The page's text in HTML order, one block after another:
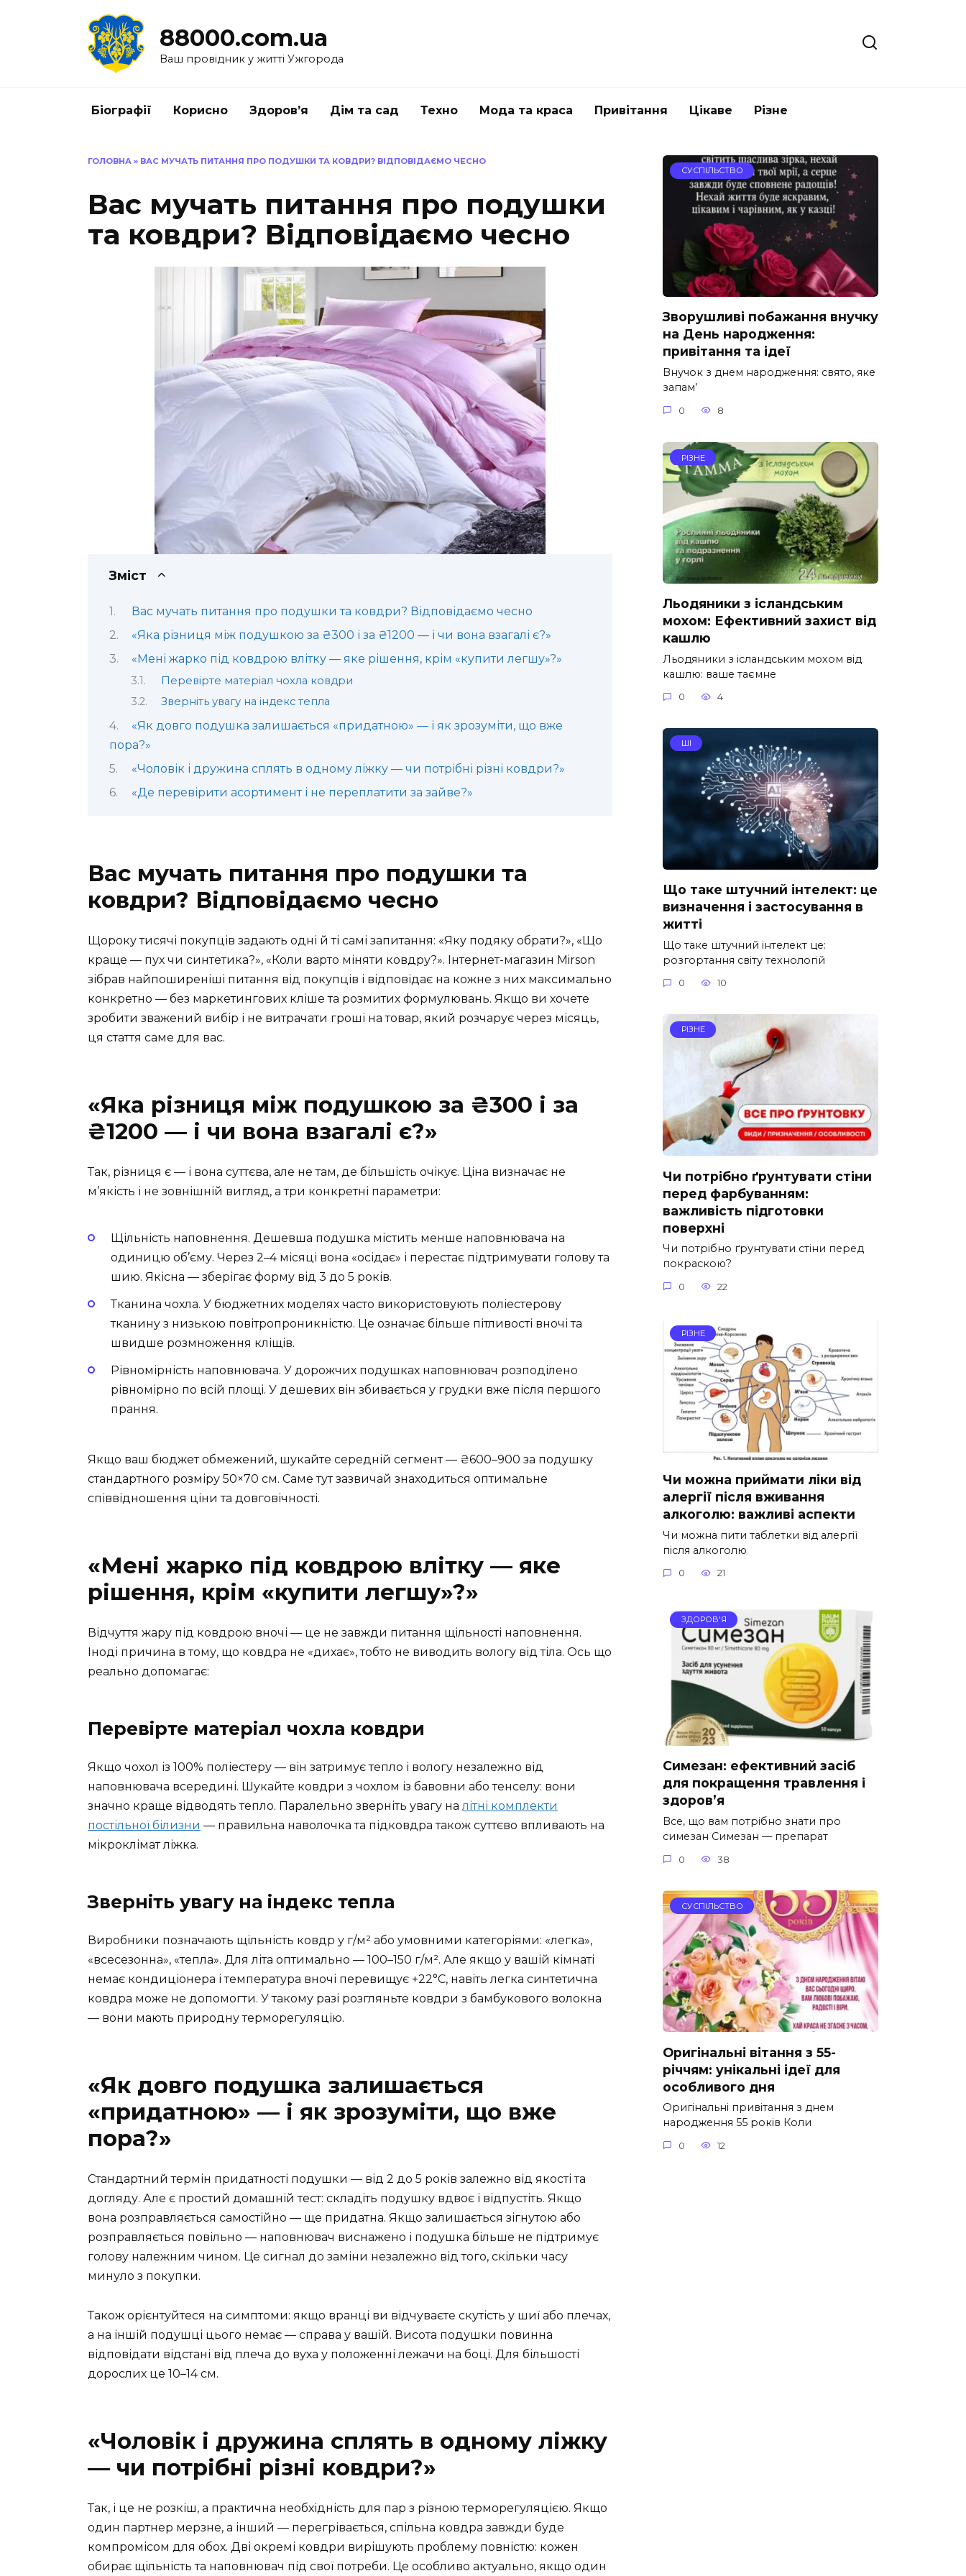
88000.com.ua
Ваш провідник у житті Ужгорода
Біографії Корисно Здоров’я Дім та сад Техно Мода та краса Привітання Цікаве Різне
ГОЛОВНА » ВАС МУЧАТЬ ПИТАННЯ ПРО ПОДУШКИ ТА КОВДРИ? ВІДПОВІДАЄМО ЧЕСНО
Вас мучать питання про подушки
та ковдри? Відповідаємо чесно
Зміст
Вас мучать питання про подушки та ковдри? Відповідаємо чесно
«Яка різниця між подушкою за ₴300 і за ₴1200 — і чи вона взагалі є?»
«Мені жарко під ковдрою влітку — яке рішення, крім «купити легшу»?»
Перевірте матеріал чохла ковдри
Зверніть увагу на індекс тепла
«Як довго подушка залишається «придатною» — і як зрозуміти, що вже
пора?»
«Чоловік і дружина сплять в одному ліжку — чи потрібні різні ковдри?»
«Де перевірити асортимент і не переплатити за зайве?»
Вас мучать питання про подушки та
ковдри? Відповідаємо чесно
Щороку тисячі покупців задають одні й ті самі запитання: «Яку подяку обрати?», «Що
краще — пух чи синтетика?», «Коли варто міняти ковдру?». Інтернет-магазин Mirson
зібрав найпоширеніші питання від покупців і відповідає на кожне з них максимально
конкретно — без маркетингових кліше та розмитих формулювань. Якщо ви хочете
зробити зважений вибір і не витрачати гроші на товар, який розчарує через місяць,
ця стаття саме для вас.
«Яка різниця між подушкою за ₴300 і за
₴1200 — і чи вона взагалі є?»
Так, різниця є — і вона суттєва, але не там, де більшість очікує. Ціна визначає не
м’якість і не зовнішній вигляд, а три конкретні параметри:
Щільність наповнення. Дешевша подушка містить менше наповнювача на
одиницю об’єму. Через 2–4 місяці вона «осідає» і перестає підтримувати голову та
шию. Якісна — зберігає форму від 3 до 5 років.
Тканина чохла. У бюджетних моделях часто використовують поліестерову
тканину з низькою повітропроникністю. Це означає більше пітливості вночі та
швидше розмноження кліщів.
Рівномірність наповнювача. У дорожчих подушках наповнювач розподілено
рівномірно по всій площі. У дешевих він збивається у грудки вже після першого
прання.
Якщо ваш бюджет обмежений, шукайте середній сегмент — ₴600–900 за подушку
стандартного розміру 50×70 см. Саме тут зазвичай знаходиться оптимальне
співвідношення ціни та довговічності.
«Мені жарко під ковдрою влітку — яке
рішення, крім «купити легшу»?»
Відчуття жару під ковдрою вночі — це не завжди питання щільності наповнення.
Іноді причина в тому, що ковдра не «дихає», тобто не виводить вологу від тіла. Ось що
реально допомагає:
Перевірте матеріал чохла ковдри
Якщо чохол із 100% поліестеру — він затримує тепло і вологу незалежно від
наповнювача всередині. Шукайте ковдри з чохлом із бавовни або тенселу: вони
значно краще відводять тепло. Паралельно зверніть увагу налітні комплекти
постільної білизни — правильна наволочка та підковдра також суттєво впливають на
мікроклімат ліжка.
Зверніть увагу на індекс тепла
Виробники позначають щільність ковдр у г/м² або умовними категоріями: «легка»,
«всесезонна», «тепла». Для літа оптимально — 100–150 г/м². Але якщо у вашій кімнаті
немає кондиціонера і температура вночі перевищує +22°C, навіть легка синтетична
ковдра може не допомогти. У такому разі розгляньте ковдри з бамбукового волокна
— вони мають природну терморегуляцію.
«Як довго подушка залишається
«придатною» — і як зрозуміти, що вже
пора?»
Стандартний термін придатності подушки — від 2 до 5 років залежно від якості та
догляду. Але є простий домашній тест: складіть подушку вдвоє і відпустіть. Якщо
вона розправляється самостійно — ще придатна. Якщо залишається зігнутою або
розправляється повільно — наповнювач виснажено і подушка більше не підтримує
голову належним чином. Це сигнал до заміни незалежно від того, скільки часу
минуло з покупки.
Також орієнтуйтеся на симптоми: якщо вранці ви відчуваєте скутість у шиї або плечах,
а на іншій подушці цього немає — справа у вашій. Висота подушки повинна
відповідати відстані від плеча до вуха у положенні лежачи на боці. Для більшості
дорослих це 10–14 см.
«Чоловік і дружина сплять в одному ліжку
— чи потрібні різні ковдри?»
Так, і це не розкіш, а практична необхідність для пар з різною терморегуляцією. Якщо
один партнер мерзне, а інший — перегрівається, спільна ковдра завжди буде
компромісом для обох. Дві окремі ковдри вирішують проблему повністю: кожен
обирає щільність та наповнювач під свої потреби. Це особливо актуально, якщо один
СУСПІЛЬСТВО
Зворушливі побажання внучку
на День народження:
привітання та ідеї
Внучок з днем народження: свято, яке
запам’
0 8
РІЗНЕ
Льодяники з ісландським
мохом: Ефективний захист від
кашлю
Льодяники з ісландським мохом від
кашлю: ваше таємне
0 4
ШІ
Що таке штучний інтелект: це
визначення і застосування в
житті
Що таке штучний інтелект це:
розгортання світу технологій
0 10
РІЗНЕ
Чи потрібно ґрунтувати стіни
перед фарбуванням:
важливість підготовки
поверхні
Чи потрібно ґрунтувати стіни перед
покраскою?
0 22
РІЗНЕ
Чи можна приймати ліки від
алергії після вживання
алкоголю: важливі аспекти
Чи можна пити таблетки від алергії
після алкоголю
0 21
ЗДОРОВ'Я
Симезан: ефективний засіб
для покращення травлення і
здоров’я
Все, що вам потрібно знати про
симезан Симезан — препарат
0 38
СУСПІЛЬСТВО
Оригінальні вітання з 55-
річчям: унікальні ідеї для
особливого дня
Оригінальні привітання з днем
народження 55 років Коли
0 12